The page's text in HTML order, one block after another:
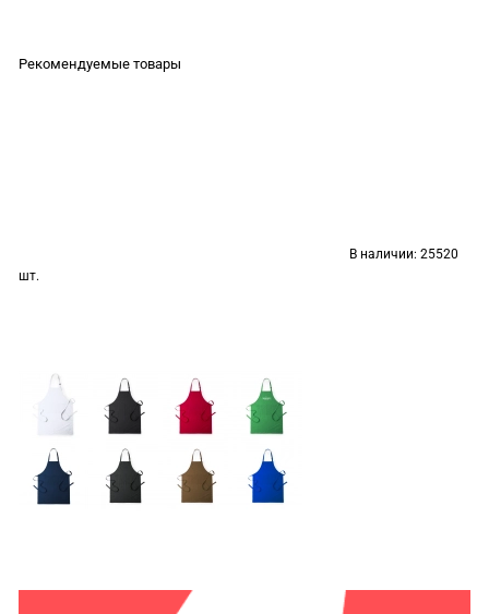
Рекомендуемые товары
В наличии: 25520
шт.